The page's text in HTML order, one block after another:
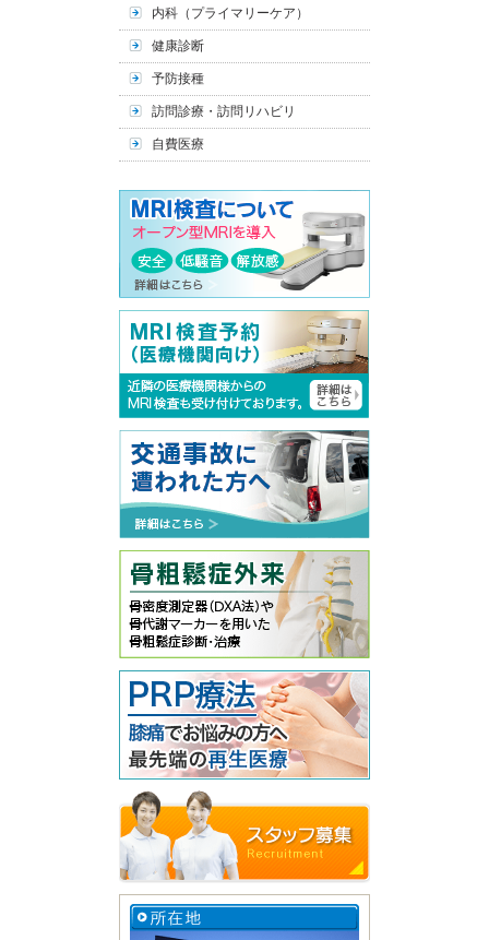
内科（プライマリーケア）
健康診断
予防接種
訪問診療・訪問リハビリ
自費医療